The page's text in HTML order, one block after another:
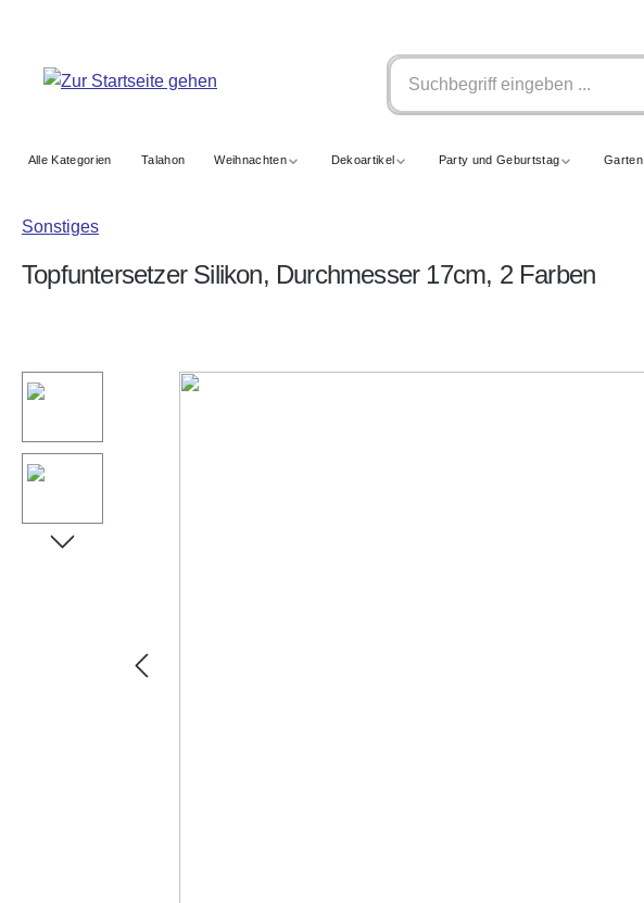
Alle Kategorien Talahon Weihnachten Dekoartikel Party und Geburtstag Garten
Sonstiges
Topfuntersetzer Silikon, Durchmesser 17cm, 2 Farben
Bildergalerie überspringen